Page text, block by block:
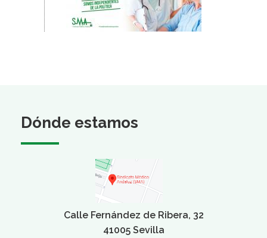
Dónde estamos
Calle Fernández de Ribera, 32
41005 Sevilla